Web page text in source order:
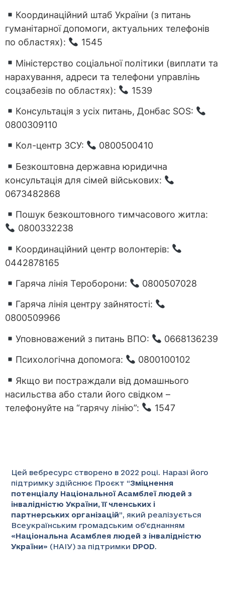
Координаційний штаб України (з питань
гуманітарної допомоги, актуальних телефонів
по областях):
1545
Міністерство соціальної політики (виплати та
нарахування, адреси та телефони управлінь
соцзабезів по областях):
1539
Консультація з усіх питань, Донбас SOS:
0800309110
Кол-центр ЗСУ:
0800500410
Безкоштовна державна юридична
консультація для сімей військових:
0673482868
Пошук безкоштовного тимчасового житла:
0800332238
Координаційний центр волонтерів:
0442878165
Гаряча лінія Тероборони:
0800507028
Гаряча лінія центру зайнятості:
0800509966
Уповноважений з питань ВПО:
0668136239
Психологічна допомога:
0800100102
Якщо ви постраждали від домашнього
насильства або стали його свідком –
телефонуйте на “гарячу лінію”:
1547
Цей вебресурс створено в 2022 році. Наразі його
підтримку здійснює Проєкт “Зміцнення
потенціалу Національної Асамблеї людей з
інвалідністю України, її членських і
партнерських організацій”, який реалізується
Всеукраїнським громадським об’єднанням
«Національна Асамблея людей з інвалідністю
України» (НАІУ) за підтримки DPOD.